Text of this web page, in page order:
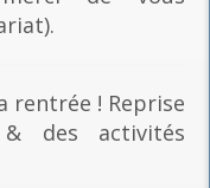
rentrée ! Reprise
des activités